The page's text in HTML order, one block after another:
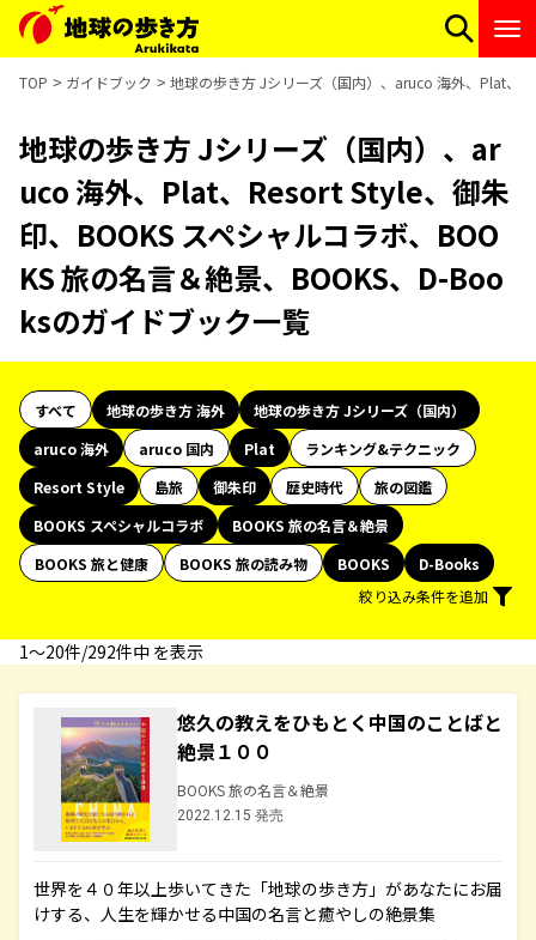
TOP ガイドブック 地球の歩き方 Jシリーズ（国内）、aruco 海外、Plat、
地球の歩き方 Jシリーズ（国内）、ar
uco 海外、Plat、Resort Style、御朱
印、BOOKS スペシャルコラボ、BOO
KS 旅の名言＆絶景、BOOKS、D-Boo
ksのガイドブック一覧
すべて 地球の歩き方 海外
地球の歩き方 Jシリーズ（国内）
aruco 海外
aruco 国内 Plat
ランキング&テクニック
Resort Style
島旅 御朱印 歴史時代
旅の図鑑
BOOKS スペシャルコラボ
BOOKS 旅の名言＆絶景
BOOKS 旅と健康
BOOKS 旅の読み物 BOOKS
D-Books
絞り込み条件を追加
1〜20件/292件中 を表示
悠久の教えをひもとく中国のことばと
絶景１００
BOOKS 旅の名言＆絶景
2022.12.15 発売
世界を４０年以上歩いてきた「地球の歩き方」があなたにお届
けする、人生を輝かせる中国の名言と癒やしの絶景集